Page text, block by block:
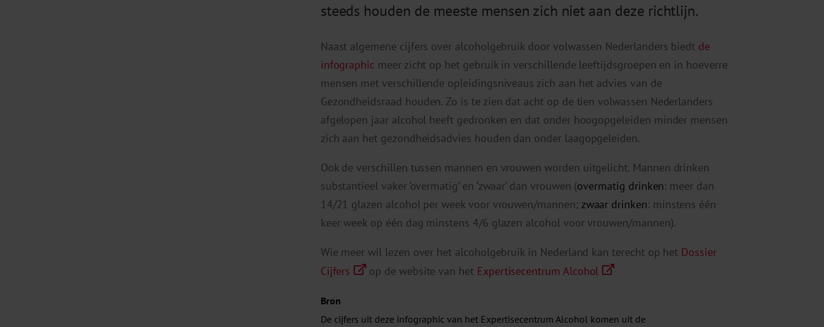
steeds houden de meeste mensen zich niet aan deze richtlijn.
Naast algemene cijfers over alcoholgebruik door volwassen Nederlanders biedt de
infographic meer zicht op het gebruik in verschillende leeftijdsgroepen en in hoeverre
mensen met verschillende opleidingsniveaus zich aan het advies van de
Gezondheidsraad houden. Zo is te zien dat acht op de tien volwassen Nederlanders
afgelopen jaar alcohol heeft gedronken en dat onder hoogopgeleiden minder mensen
zich aan het gezondheidsadvies houden dan onder laagopgeleiden.
Ook de verschillen tussen mannen en vrouwen worden uitgelicht. Mannen drinken
substantieel vaker ‘overmatig’ en ‘zwaar’ dan vrouwen (overmatig drinken: meer dan
14/21 glazen alcohol per week voor vrouwen/mannen; zwaar drinken: minstens één
keer week op één dag minstens 4/6 glazen alcohol voor vrouwen/mannen).
Wie meer wil lezen over het alcoholgebruik in Nederland kan terecht op het Dossier
Cijfers
op de website van het Expertisecentrum Alcohol
Bron
De cijfers uit deze infographic van het Expertisecentrum Alcohol komen uit de